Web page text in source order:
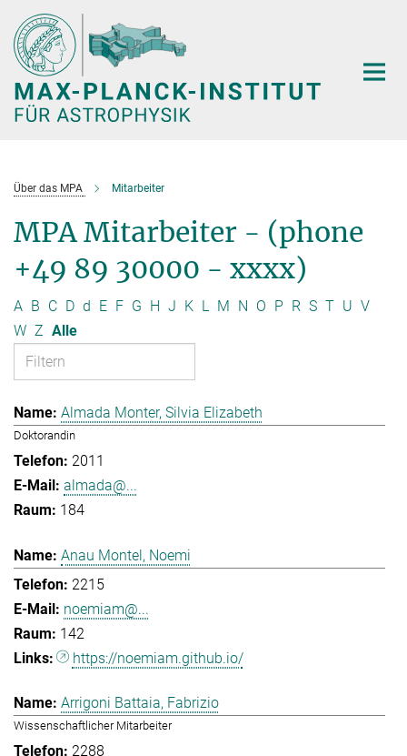
Hauptinhalt
Über das MPA Mitarbeiter
MPA Mitarbeiter - (phone
+49 89 30000 - xxxx)
A B C D d E F G H J K L M N O P R S T U V
W Z Alle
Almada Monter, Silvia Elizabeth
Doktorandin
2011
almada@...
184
Anau Montel, Noemi
2215
noemiam@...
142
https://noemiam.github.io/
Arrigoni Battaia, Fabrizio
Wissenschaftlicher Mitarbeiter
2288